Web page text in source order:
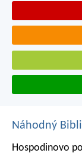
Náhodný
Hospodinovo